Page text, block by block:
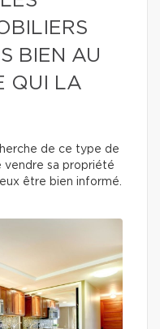
BIEN AU
QUI LA
de ce type de
vendre sa propriété
être bien informé.